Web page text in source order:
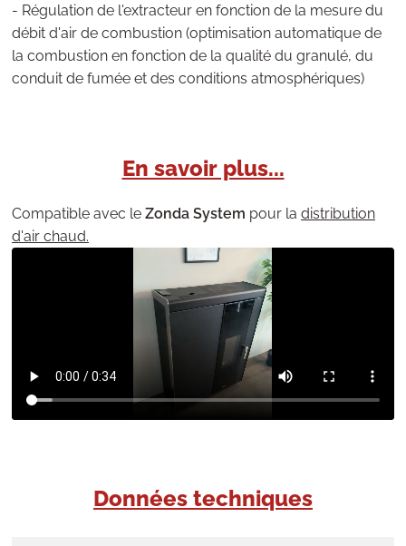
- Régulation de l'extracteur en fonction de la mesure du
débit d'air de combustion (optimisation automatique de
la combustion en fonction de la qualité du granulé, du
conduit de fumée et des conditions atmosphériques)
En savoir plus...
Compatible avec le Zonda System pour la distribution
d'air chaud.
Données techniques